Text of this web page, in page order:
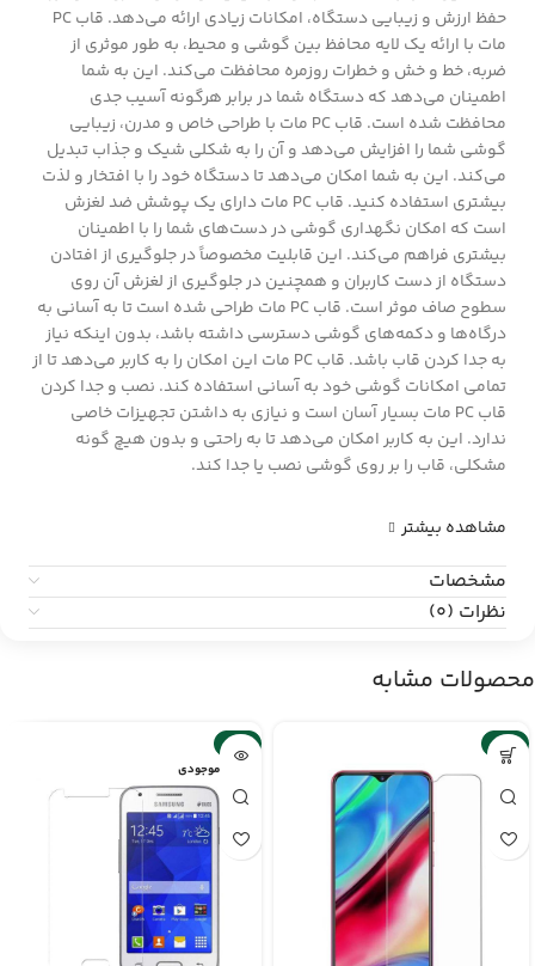
حفظ ارزش و زیبایی دستگاه، امکانات زیادی ارائه می‌دهد. قاب PC
مات با ارائه یک لایه محافظ بین گوشی و محیط، به طور موثری از
ضربه، خط و خش و خطرات روزمره محافظت می‌کند. این به شما
اطمینان می‌دهد که دستگاه شما در برابر هرگونه آسیب جدی
محافظت شده است. قاب PC مات با طراحی خاص و مدرن، زیبایی
گوشی شما را افزایش می‌دهد و آن را به شکلی شیک و جذاب تبدیل
می‌کند. این به شما امکان می‌دهد تا دستگاه خود را با افتخار و لذت
بیشتری استفاده کنید. قاب PC مات دارای یک پوشش ضد لغزش
است که امکان نگهداری گوشی در دست‌های شما را با اطمینان
بیشتری فراهم می‌کند. این قابلیت مخصوصاً در جلوگیری از افتادن
دستگاه از دست کاربران و همچنین در جلوگیری از لغزش آن روی
سطوح صاف موثر است. قاب PC مات طراحی شده است تا به آسانی به
درگاه‌ها و دکمه‌های گوشی دسترسی داشته باشد، بدون اینکه نیاز
به جدا کردن قاب باشد. قاب PC مات این امکان را به کاربر می‌دهد تا از
تمامی امکانات گوشی خود به آسانی استفاده کند. نصب و جدا کردن
قاب PC مات بسیار آسان است و نیازی به داشتن تجهیزات خاصی
ندارد. این به کاربر امکان می‌دهد تا به راحتی و بدون هیچ گونه
مشکلی، قاب را بر روی گوشی نصب یا جدا کند.
مشاهده بیشتر
مشخصات
نظرات (0)
محصولات مشابه
-6%
-2%
اتمام موجودی